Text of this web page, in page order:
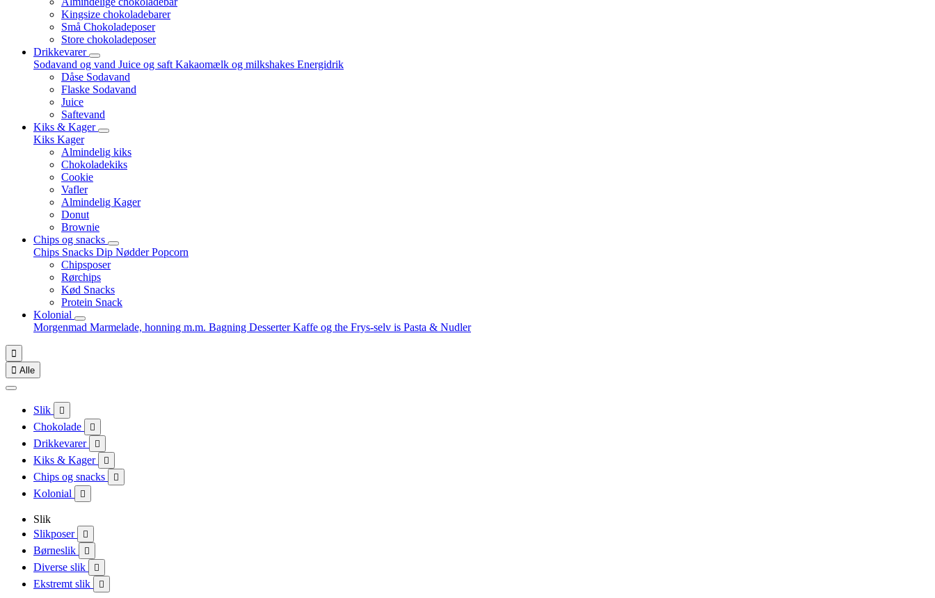
Kingsize chokoladebarer
Små Chokoladeposer
Store chokoladeposer
Drikkevarer
Sodavand og vand Juice og saft Kakaomælk og milkshakes Energidrik
Dåse Sodavand
Flaske Sodavand
Juice
Saftevand
Kiks & Kager
Kiks Kager
Almindelig kiks
Chokoladekiks
Cookie
Vafler
Almindelig Kager
Donut
Brownie
Chips og snacks
Chips Snacks Dip NødderPopcorn
Chipsposer
Rørchips
Kød Snacks
Protein Snack
Kolonial
Morgenmad Marmelade, honning m.m. Bagning DesserterKaffe og the Frys-selv is Pasta & Nudler

 Alle
Slik 
Chokolade 
Drikkevarer 
Kiks & Kager 
Chips og snacks 
Kolonial 
Slik
Slikposer

Børneslik 
Diverse slik 
Ekstremt slik 